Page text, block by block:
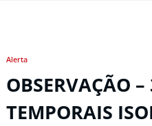
Alerta
OBSERVAÇÃO
TEMPORAIS